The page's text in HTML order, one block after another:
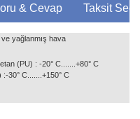
& Cevap Taksit
yağlanmış hava
(PU) : -20° C.......+80° C
:-30° C.......+150° C